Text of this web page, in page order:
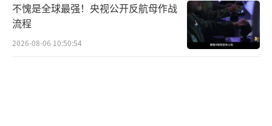
不愧是全球最强！央视公开反航母作战
流程
2026-08-06 10:50:54